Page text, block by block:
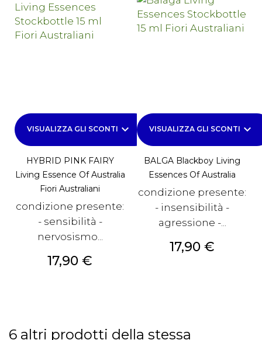
VISUALIZZA GLI SCONTI keyboard_arrow_down
HYBRID PINK FAIRY
Living Essence Of Australia
Fiori Australiani
condizione presente:
- sensibilità -
nervosismo...
Prezzo
17,90 €
VISUALIZZA GLI SCONTI keyboard_arrow_down
BALGA Blackboy Living
Essences Of Australia
condizione presente:
- insensibilità -
agressione -...
Prezzo
17,90 €
6 altri prodotti della stessa